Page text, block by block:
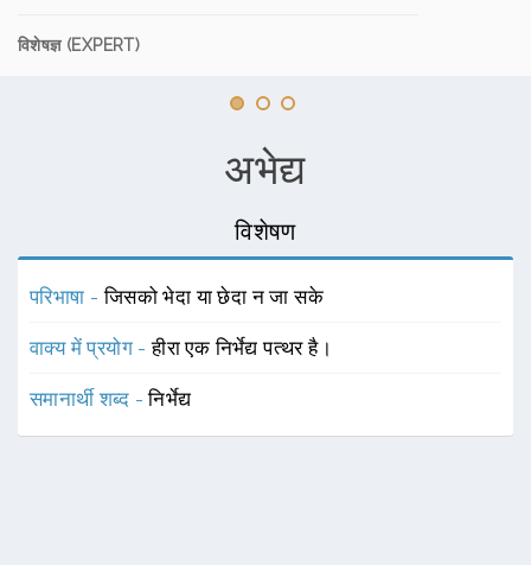
विशेषज्ञ (EXPERT)
अभेद्य
विशेषण
परिभाषा -जिसको भेदा या छेदा न जा सके
वाक्य में प्रयोग -हीरा एक निर्भेद्य पत्थर है।
समानार्थी शब्द -निर्भेद्य